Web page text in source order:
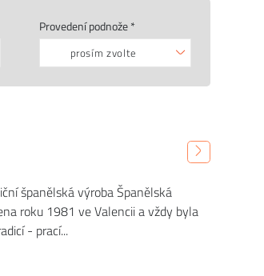
Provedení podnože *
prosím zvolte
španělská výroba Španělská
roku 1981 ve Valencii a vždy byla
- prací...